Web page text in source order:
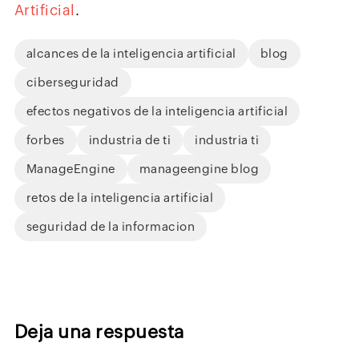
Artificial.
alcances de la inteligencia artificial blog
ciberseguridad
efectos negativos de la inteligencia artificial
forbes industria de ti industria ti
ManageEngine manageengine blog
retos de la inteligencia artificial
seguridad de la informacion
Deja una respuesta